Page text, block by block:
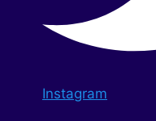
Instagram